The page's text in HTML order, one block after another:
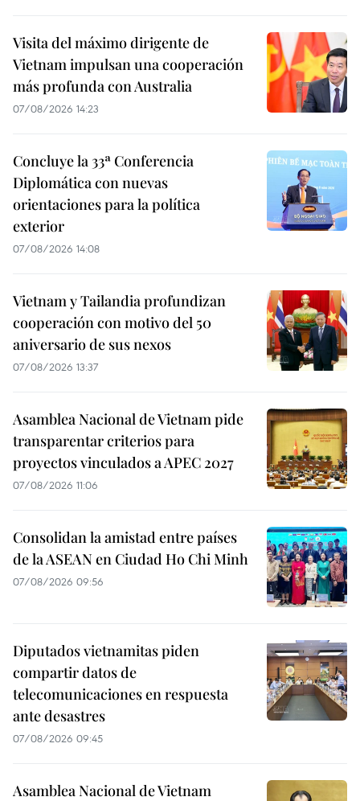
Visita del máximo dirigente de
Vietnam impulsan una cooperación
más profunda con Australia
07/08/2026 14:23
Concluye la 33ª Conferencia
Diplomática con nuevas
orientaciones para la política
exterior
07/08/2026 14:08
Vietnam y Tailandia profundizan
cooperación con motivo del 50
aniversario de sus nexos
07/08/2026 13:37
Asamblea Nacional de Vietnam pide
transparentar criterios para
proyectos vinculados a APEC 2027
07/08/2026 11:06
Consolidan la amistad entre países
de la ASEAN en Ciudad Ho Chi Minh
07/08/2026 09:56
Diputados vietnamitas piden
compartir datos de
telecomunicaciones en respuesta
ante desastres
07/08/2026 09:45
Asamblea Nacional de Vietnam